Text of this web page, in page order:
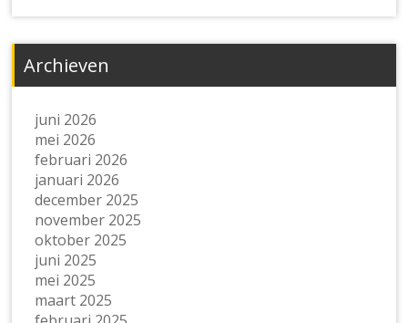
Archieven
juni 2026
mei 2026
februari 2026
januari 2026
december 2025
november 2025
oktober 2025
juni 2025
mei 2025
maart 2025